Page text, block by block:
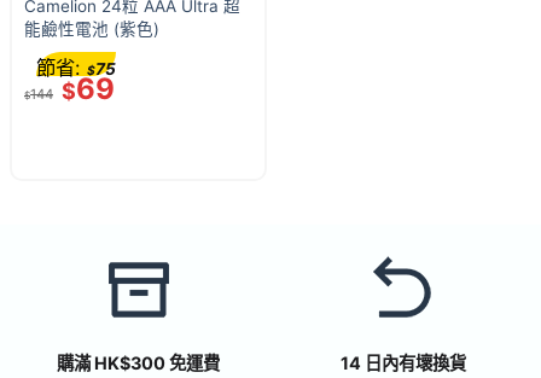
Camelion 24粒 AAA Ultra 超
能鹼性電池 (紫色)
$144 $69
節省: $75
購滿 HK$300 免運費 14 日內有壞換貨